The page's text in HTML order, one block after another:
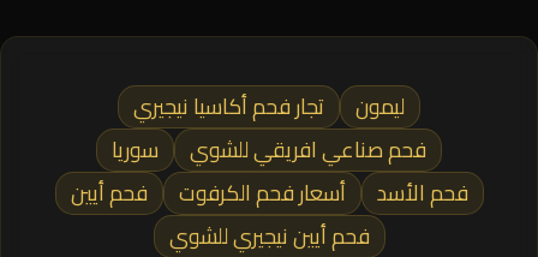
ليمون
تجار فحم أكاسيا نيجيري
فحم صناعي افريقي للشوي
سوريا
فحم الأسد
أسعار فحم الكرفوت
فحم أيين
فحم أيين نيجيري للشوي